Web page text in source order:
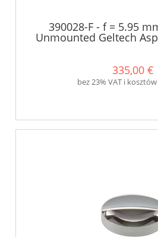
390028-F - f = 5.95
Unmounted Geltech
8 - 12 µm -
335,00 €
bez 23% VAT i